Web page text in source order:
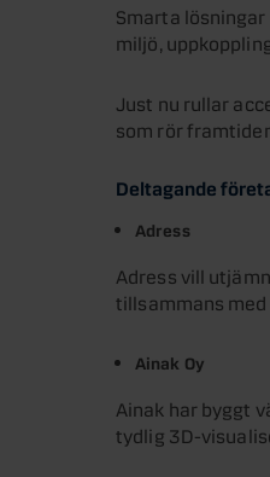
Smarta
miljö,
Just nu rullar
som rör
Deltagande
Adress
Adress vill
tillsammans
Ainak Oy
Ainak har byggt
tydlig 3D-